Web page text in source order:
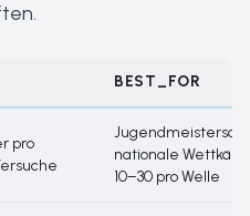
BEST_FOR
pro
nationale
10–30 pro Welle